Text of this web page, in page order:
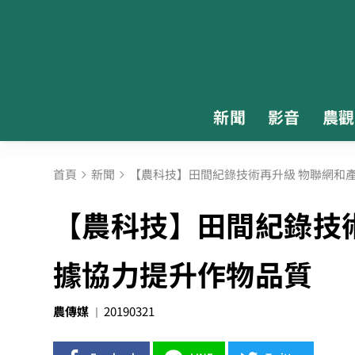
新聞 影音 農
首頁 新聞 【農科技】田間紀錄技術再升級 物聯網
【農科技】田間紀錄
據協力提升作物品質
農傳媒 20190321